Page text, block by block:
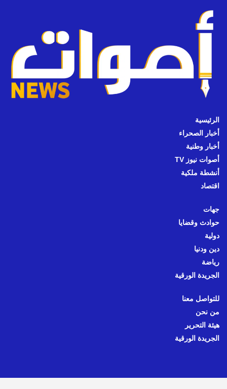
الرئيسية
أخبار الصحراء
أخبار وطنية
أصوات نيوز TV
أنشطة ملكية
اقتصاد
جهات
حوادث وقضايا
دولية
دين ودنيا
رياضة
الجريدة الورقية
للتواصل معنا
من نحن
هيئة التحرير
الجريدة الورقية